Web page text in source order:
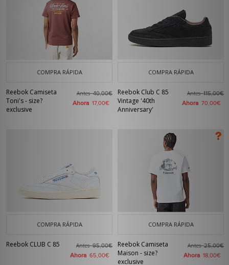
COMPRA RÁPIDA
Reebok Camiseta
Toni's - size?
exclusive
Antes40,00€
Ahora 17,00€
COMPRA RÁPIDA
Reebok Club C 85
Vintage '40th
Anniversary'
Antes115,00€
Ahora 70,00€
COMPRA RÁPIDA
Reebok CLUB C 85 Antes95,00€
Ahora 65,00€
COMPRA RÁPIDA
Reebok Camiseta
Maison - size?
exclusive
Antes25,00€
Ahora 18,00€